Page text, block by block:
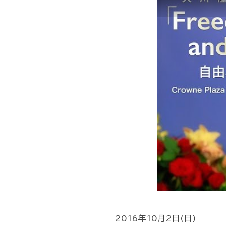
2016年10月2日(日)